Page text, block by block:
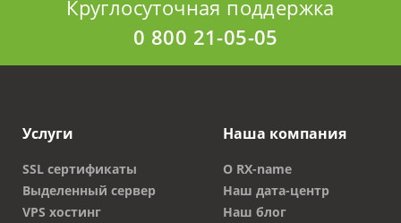
Круглосуточная поддержка
0 800 21-05-05
Услуги
SSL сертификаты
Выделенный сервер
VPS хостинг
Наша компания
О RX-name
Наш дата-центр
Наш блог